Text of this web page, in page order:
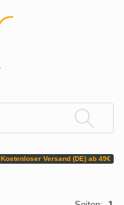
Kostenloser Versand (DE) ab 49€